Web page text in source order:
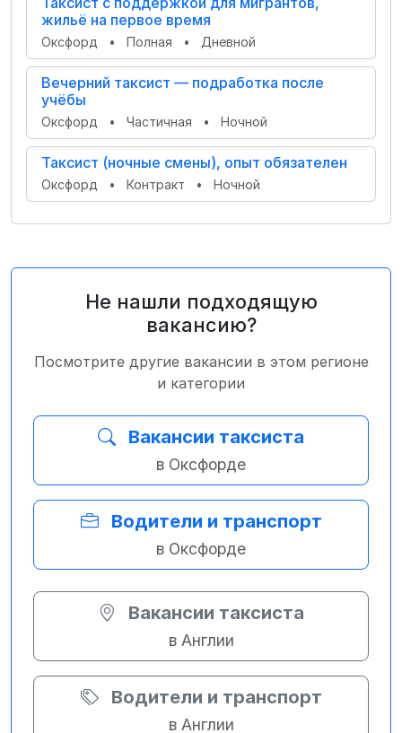
жильё на первое время
Оксфорд • Полная • Дневной
Вечерний таксист — подработка после
учёбы
Оксфорд • Частичная • Ночной
Таксист (ночные смены), опыт обязателен
Оксфорд • Контракт • Ночной
Не нашли подходящую
вакансию?
Посмотрите другие вакансии в этом регионе
и категории
Вакансии таксиста
в Оксфорде
Водители и транспорт
в Оксфорде
Вакансии таксиста
в Англии
Водители и транспорт
в Англии